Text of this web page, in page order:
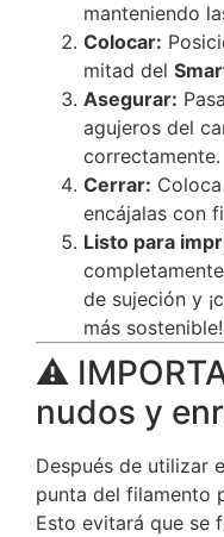
manteniendo
Colocar:
mitad del
Asegurar:
agujeros del
correctamente.
Cerrar:
encájalas con
Listo para
de sujeción y
más sostenible!
⚠️
nudos y
Después de utilizar
punta del filamento
Esto evitará que se